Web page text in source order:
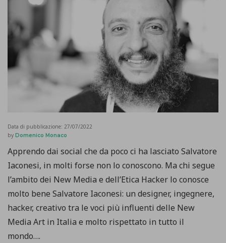
Data di pubblicazione: 27/07/2022
by Domenico Monaco
Apprendo dai social che da poco ci ha lasciato Salvatore
Iaconesi, in molti forse non lo conoscono. Ma chi segue
l’ambito dei New Media e dell’Etica Hacker lo conosce
molto bene Salvatore Iaconesi: un designer, ingegnere,
hacker, creativo tra le voci più influenti delle New
Media Art in Italia e molto rispettato in tutto il
mondo….